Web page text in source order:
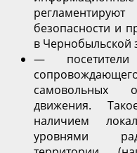
безопасности и
в Чернобыльской
— посетители
самовольных
движения.
наличием
уровнями